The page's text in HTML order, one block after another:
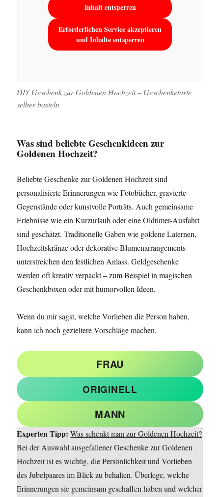
Inhalt entsperren
Erforderlichen Service akzeptieren
und Inhalte entsperren
DIY Geschenk zur Goldenen Hochzeit – Geschenketorte
selber basteln
Was sind beliebte Geschenkideen zur
Goldenen Hochzeit?
Beliebte Geschenke zur Goldenen Hochzeit sind
personalisierte Erinnerungen wie Fotobücher, gravierte
Gegenstände oder kunstvolle Porträts. Auch gemeinsame
Erlebnisse wie ein Kurzurlaub oder eine Oldtimer-Ausfahrt
sind geschätzt. Traditionelle Gaben wie goldene Laternen,
Hochzeitskränze oder dekorative Blumenarrangements
unterstreichen den festlichen Anlass. Geldgeschenke
werden oft kreativ verpackt – zum Beispiel in magischen
Geschenkboxen oder mit humorvollen Ideen.
Wenn du mir sagst, welche Vorlieben die Person haben,
kann ich noch gezieltere Vorschläge machen.
FRAU
ORIGINELL
MANN
Experten Tipp: Was schenkt man zur Goldenen Hochzeit?
Bei der Auswahl ausgefallener Geschenke zur Goldenen
Hochzeit ist es wichtig, die Persönlichkeit und Vorlieben
des Jubelpaares im Blick zu behalten. Überlege, welche
Erinnerungen sie gemeinsam geschaffen haben und welcher